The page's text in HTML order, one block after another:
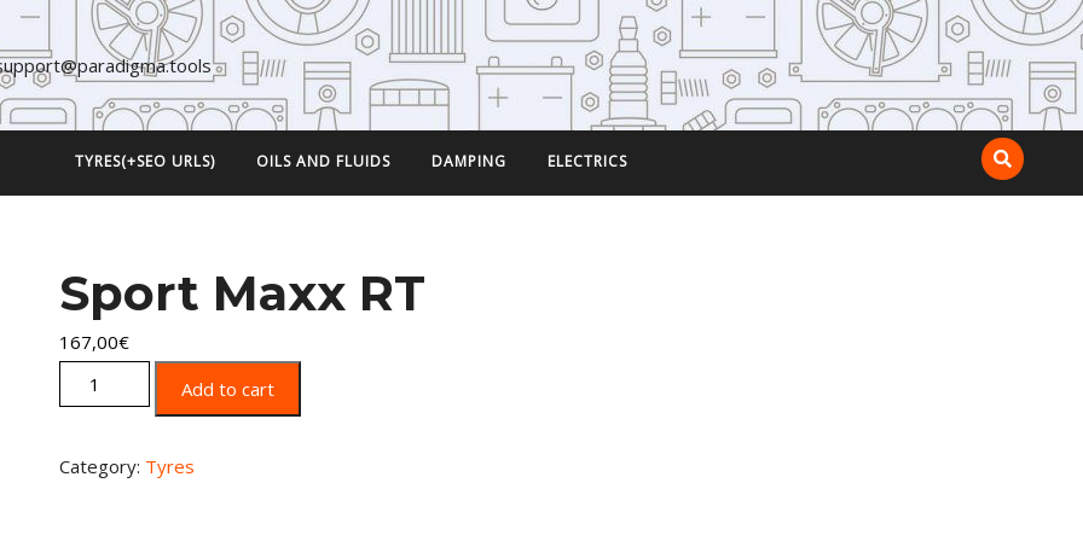
TYRES(+SEO URLS) OILS AND FLUIDS DAMPING ELECTRICS
Sport Maxx RT
167,00€
Sport Maxx RT quantity
Add to cart
Category: Tyres